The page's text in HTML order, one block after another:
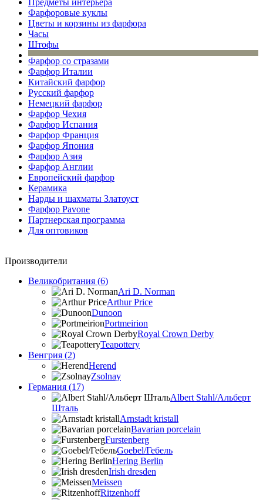
Предметы интерьера
Фарфоровые куклы
Цветы и корзины из фарфора
Часы
Штофы
Фарфор со стразами
Фарфор Италии
Китайский фарфор
Русский фарфор
Немецкий фарфор
Фарфор Чехия
Фарфор Испания
Фарфор Франция
Фарфор Япония
Фарфор Азия
Фарфор Англии
Европейский фарфор
Керамика
Нарды и шахматы Златоуст
Фарфор Pavone
Партнерская программа
Для оптовиков
Производители
Великобритания (6)
Ari D. Norman
Arthur Price
Dunoon
Portmeirion
Royal Crown Derby
Teapottery
Венгрия (2)
Herend
Zsolnay
Германия (17)
Albert Stahl/Альбеpт
Шталь
Arnstadt kristall
Bavarian porcelain
Furstenberg
Goebel/Гебель
Hering Berlin
Irish dresden
Meissen
Ritzenhoff